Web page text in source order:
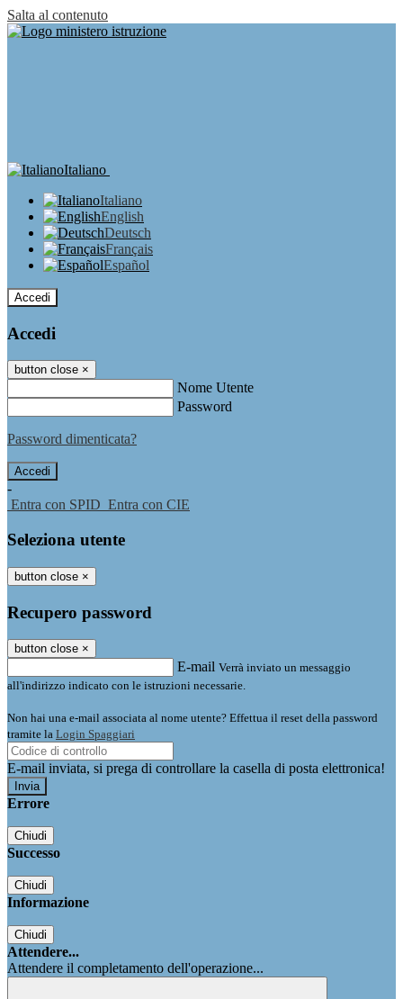
Salta al contenuto
Italiano
Italiano
English
Deutsch
Français
Español
Accedi
Accedi
button close ×
Nome Utente
Password
Password dimenticata?
-
Entra con SPID Entra con CIE
Seleziona utente
button close ×
Recupero password
button close ×
E-mail Verrà inviato un messaggio
all'indirizzo indicato con le istruzioni necessarie.
Non hai una e-mail associata al nome utente? Effettua il reset della password
tramite la Login Spaggiari
E-mail inviata, si prega di controllare la casella di posta elettronica!
Errore
Chiudi
Successo
Chiudi
Informazione
Chiudi
Attendere...
Attendere il completamento dell'operazione...